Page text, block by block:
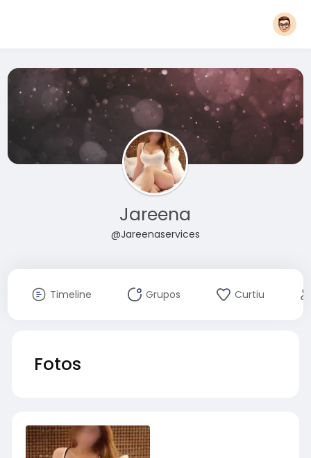
Jareena
@Jareenaservices
Timeline Grupos Curtiu
Fotos